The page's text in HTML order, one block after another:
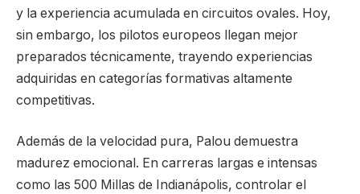
y la experiencia acumulada en circuitos ovales. Hoy,
sin embargo, los pilotos europeos llegan mejor
preparados técnicamente, trayendo experiencias
adquiridas en categorías formativas altamente
competitivas.
Además de la velocidad pura, Palou demuestra
madurez emocional. En carreras largas e intensas
como las 500 Millas de Indianápolis, controlar el